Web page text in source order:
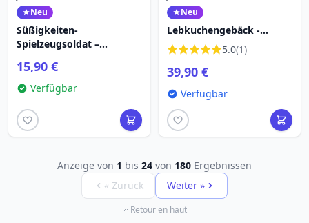
Neu
Süßigkeiten-
Spielzeugsoldat –
Heartwood Creek
15,90 €
Verfügbar
Neu
Lebkuchengebäck -
HEARTWOOD CREEK
5.0(1)
39,90 €
Verfügbar
Anzeige von 1 bis 24 von 180 Ergebnissen
« Zurück
Weiter »
Retour en haut